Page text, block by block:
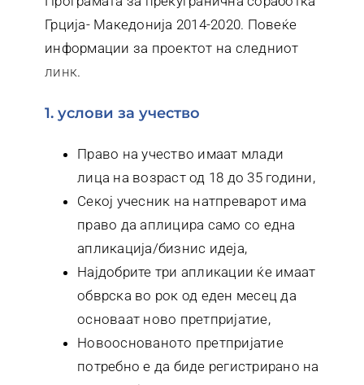
Грција- Македонија 2014-2020. Повеќе
информации за проектот на следниот
линк.
1. услови за учество
Право на учество имаат млади
лица на возраст од 18 до 35 години,
Секој учесник на натпреварот има
право да аплицира само со една
апликација/бизнис идеја,
Најдобрите три апликации ќе имаат
обврска во рок од еден месец да
основаат ново претпријатие,
Новооснованото претпријатие
потребно е да биде регистрирано на